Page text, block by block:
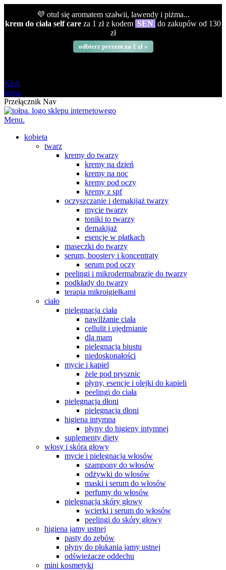
💜 otul się aromatem szałwii, lawendy i piżma...
krem do ciała self care za 1 zł z kodem SEN do zakupów od 130
zł
odbierz prezent za 1 zł »
Klub
tołpa.
Przełącznik Nav
Menu.
kobieta
twarz
kremy do twarzy
kremy na dzień
kremy na noc
kremy pod oczy
kremy z spf
oczyszczanie i demakijaż twarzy
mycie twarzy
toniki to twarzy
demakijaż
esencje w płatkach
maseczki do twarzy
serum, boostery i koncentraty
serum pod oczy
peelingi i mikrodermabrazje do twarzy
podkłady do twarzy
terapia mikroigiełkami
ciało
pielęgnacja ciała
nawilżanie ciała
cellulit i ujędrnianie
dla mam
pielęgnacja biustu
niedoskonałości
mycie i kąpiel
żele pod prysznic
płyny, esencje i olejki do kąpieli
peelingi do ciała
pielęgnacja dłoni
pielęgnacja dłoni
higiena intymna
płyny do higieny intymnej
suplementy diety
włosy i skóra głowy
mycie i pielęgnacja włosów
szampony do włosów
odżywki do włosów
maski i serum do włosów
perfumy do włosów
pielęgnacja skóry głowy
wcierki i serum do włosów
peelingi do skóry głowy
higiena jamy ustnej
pasty do zębów
płyny do płukania jamy ustnej
odświeżacze oddechu
mini kosmetyki